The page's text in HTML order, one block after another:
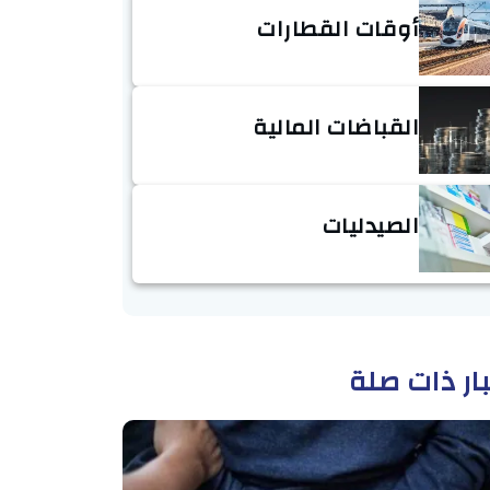
أوقات القطارات
القباضات المالية
الصيدليات
ذات صلة